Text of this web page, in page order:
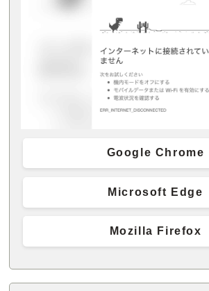
Google Chrome
Microsoft Edge
Mozilla Firefox